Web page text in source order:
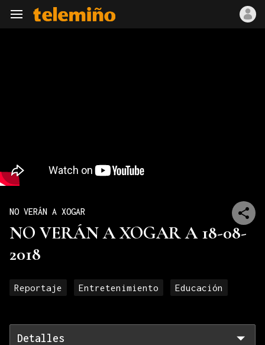
Navegación
NO VERÁN A XOGAR
NO VERÁN A XOGAR A 18-08-
2018
Reportaje Entretenimiento Educación
Detalles